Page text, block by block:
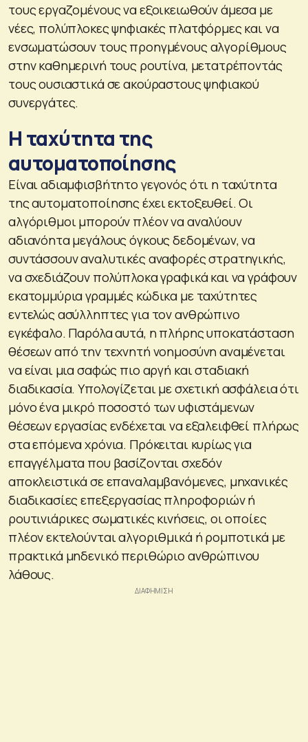
τους εργαζομένους να εξοικειωθούν άμεσα με
νέες, πολύπλοκες ψηφιακές πλατφόρμες και να
ενσωματώσουν τους προηγμένους αλγορίθμους
στην καθημερινή τους ρουτίνα, μετατρέποντάς
τους ουσιαστικά σε ακούραστους ψηφιακού
συνεργάτες.
Η ταχύτητα της
αυτοματοποίησης
Είναι αδιαμφισβήτητο γεγονός ότι η ταχύτητα
της αυτοματοποίησης έχει εκτοξευθεί. Οι
αλγόριθμοι μπορούν πλέον να αναλύουν
αδιανόητα μεγάλους όγκους δεδομένων, να
συντάσσουν αναλυτικές αναφορές στρατηγικής,
να σχεδιάζουν πολύπλοκα γραφικά και να γράφουν
εκατομμύρια γραμμές κώδικα με ταχύτητες
εντελώς ασύλληπτες για τον ανθρώπινο
εγκέφαλο. Παρόλα αυτά, η πλήρης υποκατάσταση
θέσεων από την τεχνητή νοημοσύνη αναμένεται
να είναι μια σαφώς πιο αργή και σταδιακή
διαδικασία. Υπολογίζεται με σχετική ασφάλεια ότι
μόνο ένα μικρό ποσοστό των υφιστάμενων
θέσεων εργασίας ενδέχεται να εξαλειφθεί πλήρως
στα επόμενα χρόνια. Πρόκειται κυρίως για
επαγγέλματα που βασίζονται σχεδόν
αποκλειστικά σε επαναλαμβανόμενες, μηχανικές
διαδικασίες επεξεργασίας πληροφοριών ή
ρουτινιάρικες σωματικές κινήσεις, οι οποίες
πλέον εκτελούνται αλγοριθμικά ή ρομποτικά με
πρακτικά μηδενικό περιθώριο ανθρώπινου
λάθους.